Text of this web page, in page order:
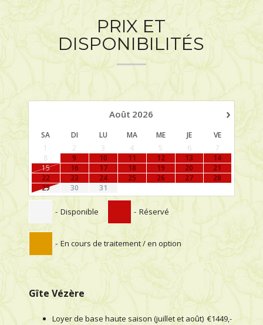
PRIX ET
DISPONIBILITÉS
›
Août 2026
SA DI LU MA ME JE
VE
1
2 3 4 5 6
7
8
9 10 11 12 13
14
15
16 17 18 19 20
21
22
23 24 25 26 27
28
29
30 31
- Disponible - Réservé
- En cours de traitement / en option
Gîte Vézère
Loyer de base haute saison (juillet et août) €1449,-